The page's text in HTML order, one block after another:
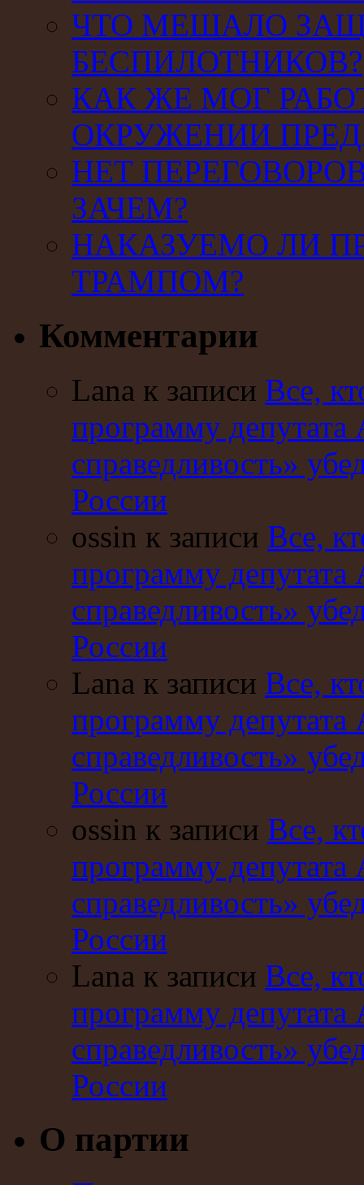
ЧТО МЕШАЛО
БЕСПИЛОТНИКОВ?
КАК ЖЕ МОГ
ОКРУЖЕНИИ
НЕТ
ЗАЧЕМ?
НАКАЗУЕМО ЛИ
ТРАМПОМ?
Комментарии
Lana к записи Все,
программу
справедливость»
России
ossin к записи Все,
программу
справедливость»
России
Lana к записи Все,
программу
справедливость»
России
ossin к записи Все,
программу
справедливость»
России
Lana к записи Все,
программу
справедливость»
России
О партии